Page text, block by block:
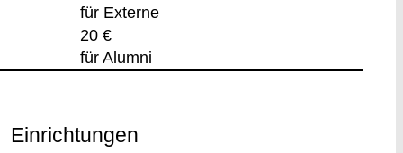
für Externe
20 €
für Alumni
Einrichtungen